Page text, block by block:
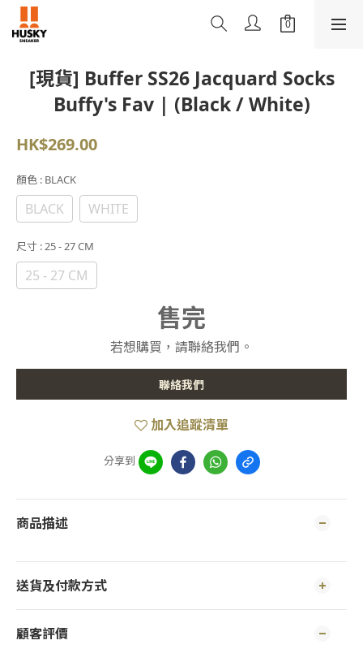
[現貨] Buffer SS26 Jacquard Socks
Buffy's Fav | (Black / White)
HK$269.00
顏色 : BLACK
BLACK WHITE
尺寸 : 25 - 27 CM
25 - 27 CM
售完
若想購買，請聯絡我們。
聯絡我們
加入追蹤清單
分享到
商品描述
送貨及付款方式
顧客評價